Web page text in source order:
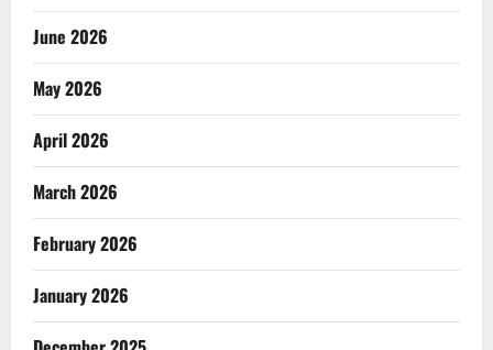
June 2026
May 2026
April 2026
March 2026
February 2026
January 2026